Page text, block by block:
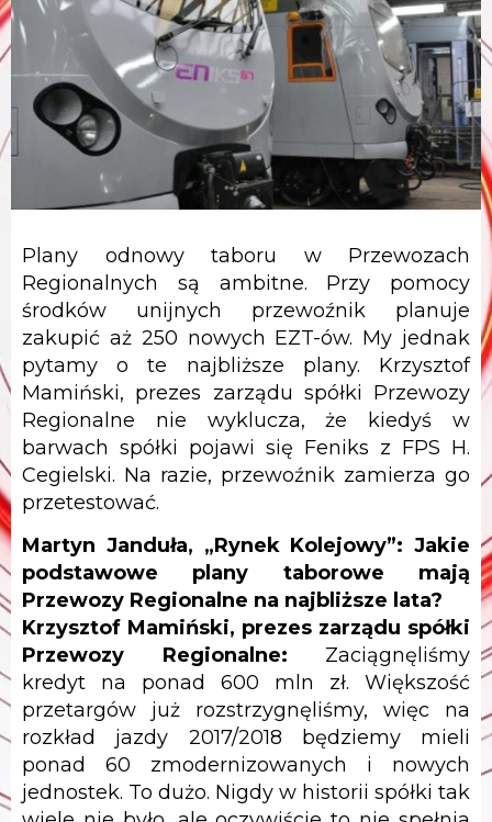
Plany odnowy taboru w Przewozach
Regionalnych są ambitne. Przy pomocy
środków unijnych przewoźnik planuje
zakupić aż 250 nowych EZT-ów. My jednak
pytamy o te najbliższe plany. Krzysztof
Mamiński, prezes zarządu spółki Przewozy
Regionalne nie wyklucza, że kiedyś w
barwach spółki pojawi się Feniks z FPS H.
Cegielski. Na razie, przewoźnik zamierza go
przetestować.
Martyn Janduła, „Rynek Kolejowy”: Jakie
podstawowe plany taborowe mają
Przewozy Regionalne na najbliższe lata?
Krzysztof Mamiński, prezes zarządu spółki
Przewozy Regionalne: Zaciągnęliśmy
kredyt na ponad 600 mln zł. Większość
przetargów już rozstrzygnęliśmy, więc na
rozkład jazdy 2017/2018 będziemy mieli
ponad 60 zmodernizowanych i nowych
jednostek. To dużo. Nigdy w historii spółki tak